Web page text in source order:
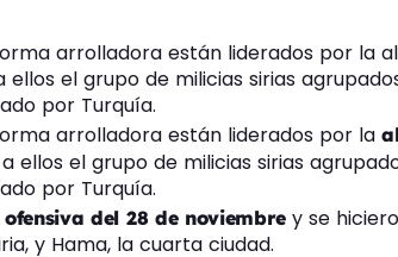
arrolladora están liderados por la
ellos el grupo de milicias sirias
por Turquía.
arrolladora están liderados por la
ellos el grupo de milicias sirias
por Turquía.
ofensiva del 28 de noviembre y se
y Hama, la cuarta ciudad.